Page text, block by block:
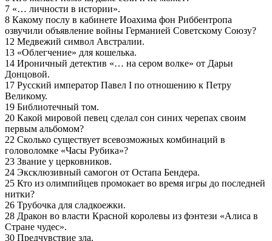
7 «… личности в истории».
8 Какому послу в кабинете Иоахима фон Риббентропа
озвучили объявление войны Германией Советскому Союзу?
12 Медвежий символ Австралии.
13 «Облегчение» для кошелька.
14 Ироничный детектив «… на сером волке» от Дарьи
Донцовой.
17 Русский император Павел I по отношению к Петру
Великому.
19 Библиотечный том.
20 Какой мировой певец сделал сон синих черепах своим
первым альбомом?
22 Сколько существует всевозможных комбинаций в
головоломке «Часы Рубика»?
23 Звание у церковников.
24 Эксклюзивный самогон от Остапа Бендера.
25 Кто из олимпийцев промокает во время игры до последней
нитки?
26 Трубочка для сладкоежки.
28 Дракон во власти Красной королевы из фэнтези «Алиса в
Стране чудес».
30 Предчувствие зла.